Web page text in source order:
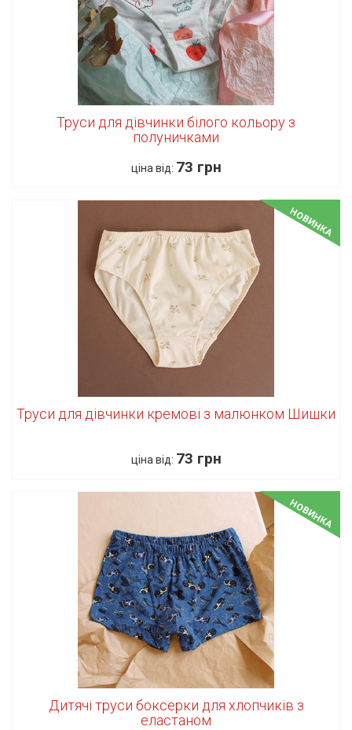
Труси для дівчинки білого кольору з
полуничками
ціна від: 73 грн
НОВИНКА
Труси для дівчинки кремові з малюнком Шишки
ціна від: 73 грн
НОВИНКА
Дитячі труси боксерки для хлопчиків з
еластаном